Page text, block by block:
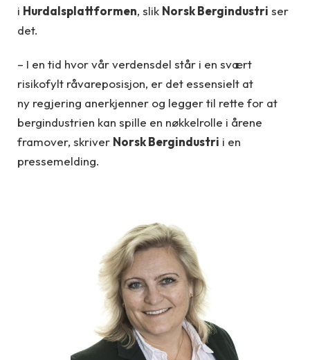
i Hurdalsplattformen, slik Norsk Bergindustri ser
det.
– I en tid hvor vår verdensdel står i en svært
risikofylt råvareposisjon, er det essensielt at
ny regjering anerkjenner og legger til rette for at
bergindustrien kan spille en nøkkelrolle i årene
framover, skriver Norsk Bergindustri i en
pressemelding.